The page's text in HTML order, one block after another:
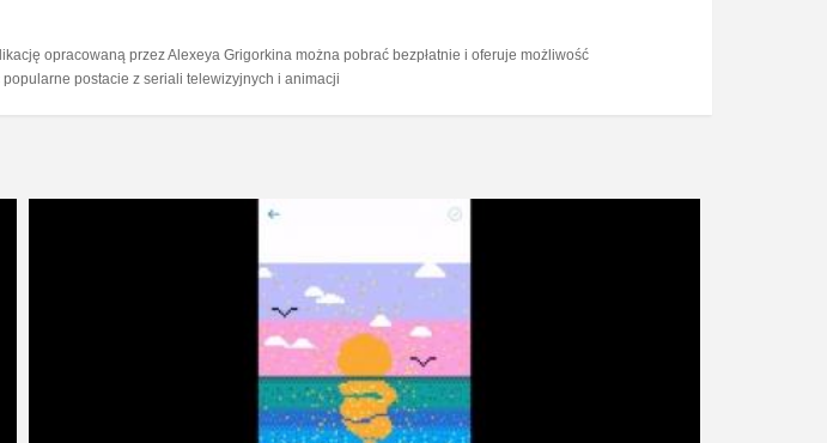
opracowaną przez Alexeya Grigorkina można pobrać bezpłatnie i oferuje możliwość
postacie z seriali telewizyjnych i animacji